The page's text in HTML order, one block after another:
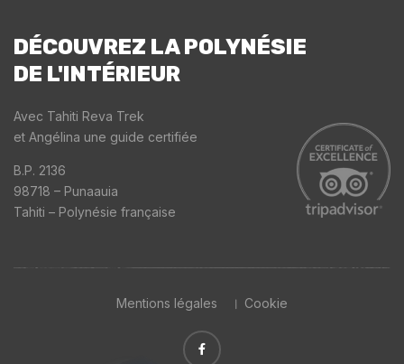
DÉCOUVREZ LA POLYNÉSIE
DE L'INTÉRIEUR
Avec Tahiti Reva Trek
et Angélina une guide certifiée
B.P. 2136
98718 – Punaauia
Tahiti – Polynésie française
Mentions légales Cookie